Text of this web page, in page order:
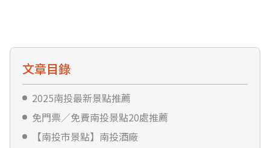
文章目錄
2025南投最新景點推薦
免門票／免費南投景點20處推薦
【南投市景點】南投酒廠